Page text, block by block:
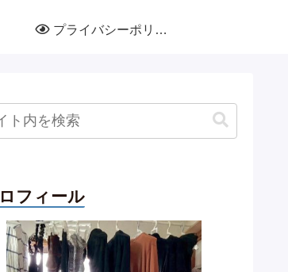
プライバシーポリシー
ロフィール